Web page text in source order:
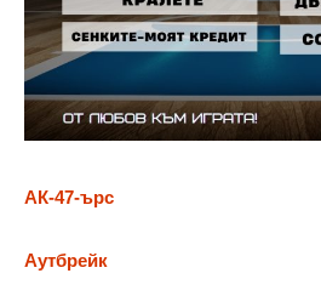
АК-47-ърс
Аутбрейк